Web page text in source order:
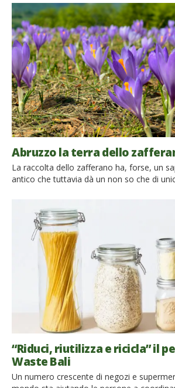
anche qui da noi in Italia. Lo ‘Shirin-Yoku‘
Giappone ed è una terapia per l’equilibrio
[…]
Abruzzo la terra dello
La raccolta dello zafferano ha, forse, un
antico che tuttavia dà un non so che di
Abruzzo, ogni autunno è ormai una
“Riduci, riutilizza e ricicla” il
Waste Bali
Un numero crescente di negozi e